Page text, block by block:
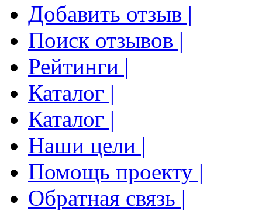
Добавить отзыв |
Поиск отзывов |
Рейтинги |
Каталог |
Каталог |
Наши цели |
Помощь проекту |
Обратная связь |